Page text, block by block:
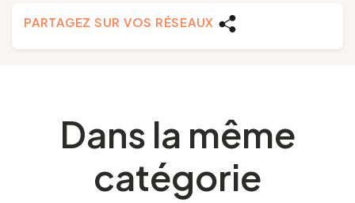
PARTAGEZ SUR VOS RÉSEAUX
Dans la même
catégorie